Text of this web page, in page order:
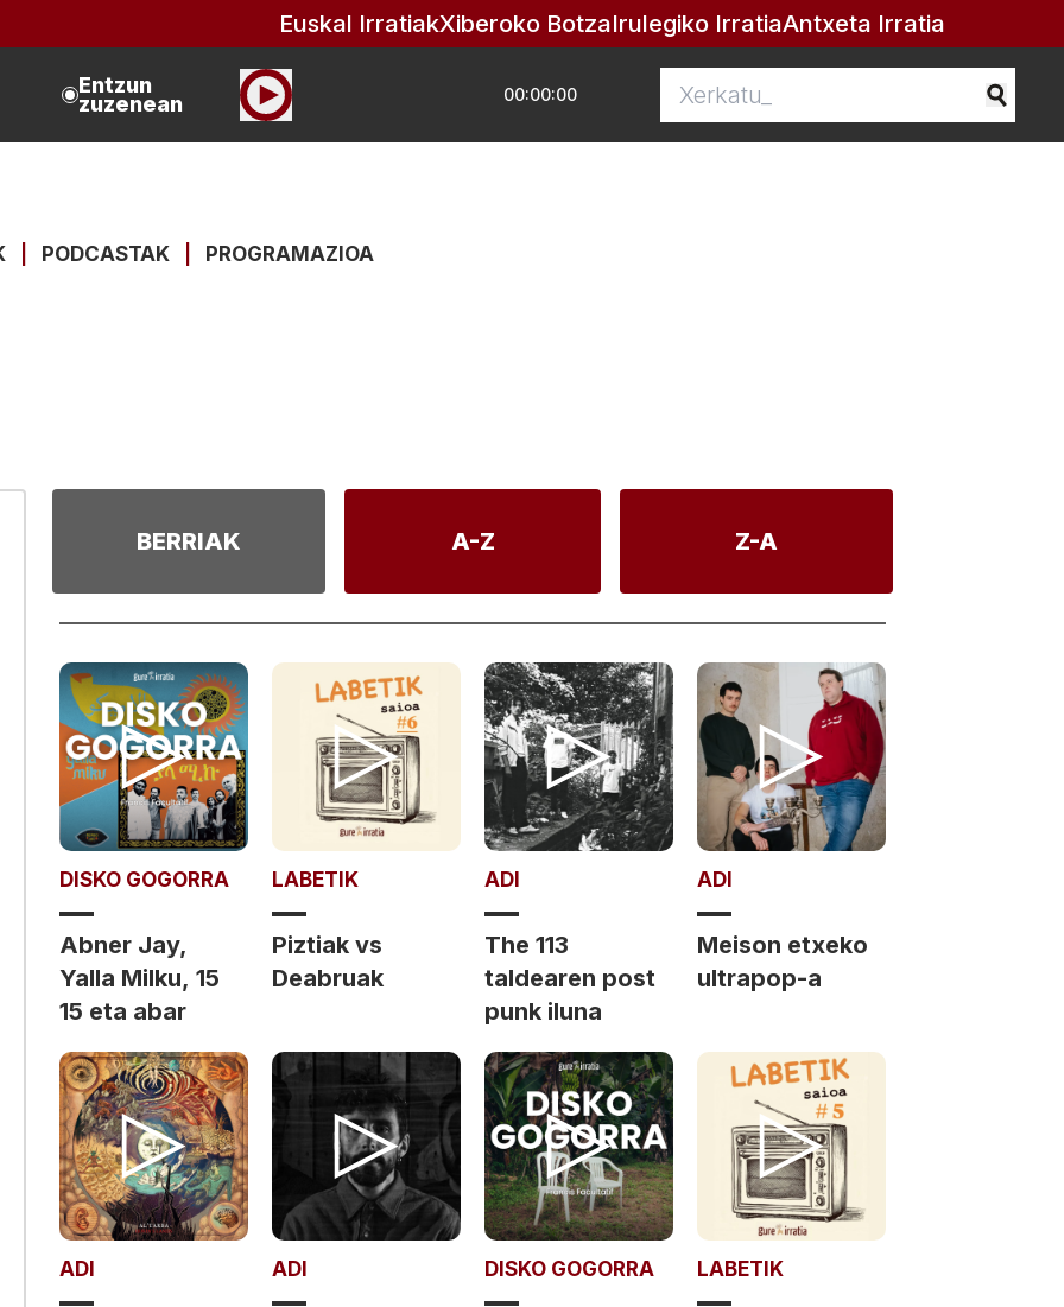
Euskal IrratiakXiberoko BotzaIrulegiko IrratiaAntxeta Irratia
Entzun
zuzenean 00:00:00
PODCASTAK PROGRAMAZIOA
BERRIAK A-Z Z-A
DISKO GOGORRA
Abner Jay,
Yalla Milku, 15
15 eta abar
LABETIK
Piztiak vs
Deabruak
ADI
The 113
taldearen post
punk iluna
ADI
Meison etxeko
ultrapop-a
ADI ADI DISKO GOGORRA LABETIK